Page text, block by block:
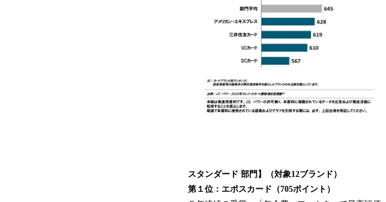
スタンダード 部門】（対象12ブランド）
第 １ 位：エポスカード（705ポイント）